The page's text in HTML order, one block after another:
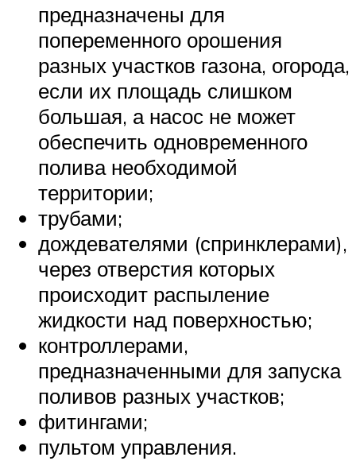
предназначены для
попеременного орошения
разных участков газона, огорода,
если их площадь слишком
большая, а насос не может
обеспечить одновременного
полива необходимой
территории;
трубами;
дождевателями (спринклерами),
через отверстия которых
происходит распыление
жидкости над поверхностью;
контроллерами,
предназначенными для запуска
поливов разных участков;
фитингами;
пультом управления.